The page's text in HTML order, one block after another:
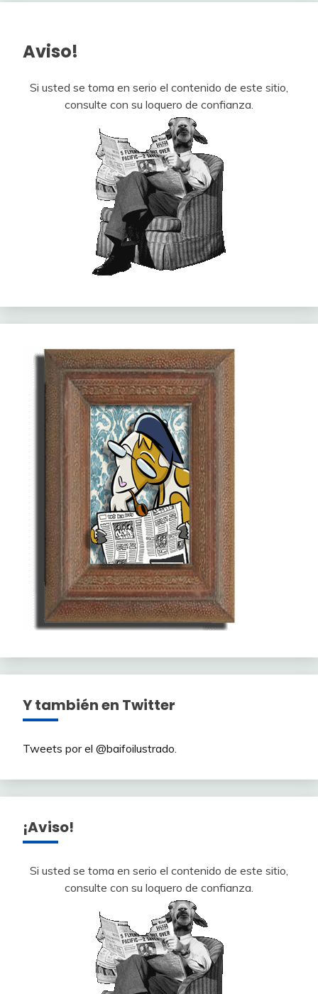
Aviso!
Si usted se toma en serio el contenido de este sitio,
consulte con su loquero de confianza.
Y también en Twitter
Tweets por el @baifoilustrado.
¡Aviso!
Si usted se toma en serio el contenido de este sitio,
consulte con su loquero de confianza.